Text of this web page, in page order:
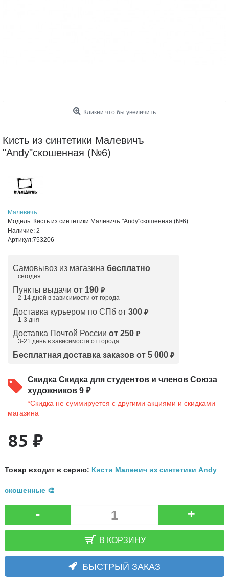
Кликни что бы увеличить
Кисть из синтетики Малевичъ
"Andy"скошенная (№6)
Малевичъ
Модель: Кисть из синтетики Малевичъ "Andy"скошенная (№6)
Наличие: 2
Артикул:753206
Самовывоз из магазина бесплатно
сегодня
Пункты выдачи от 190 ₽
2-14 дней в зависимости от города
Доставка курьером по СПб от 300 ₽
1-3 дня
Доставка Почтой России от 250 ₽
3-21 день в зависимости от города
Бесплатная доставка заказов от 5 000 ₽
Скидка Скидка для студентов и членов Союза
художников 9 ₽
*Скидка не суммируется с другими акциями и скидками
магазина
85 ₽
Товар входит в серию: Кисти Малевич из синтетики Andy
скошенные 🎨
- +
В КОРЗИНУ
БЫСТРЫЙ ЗАКАЗ